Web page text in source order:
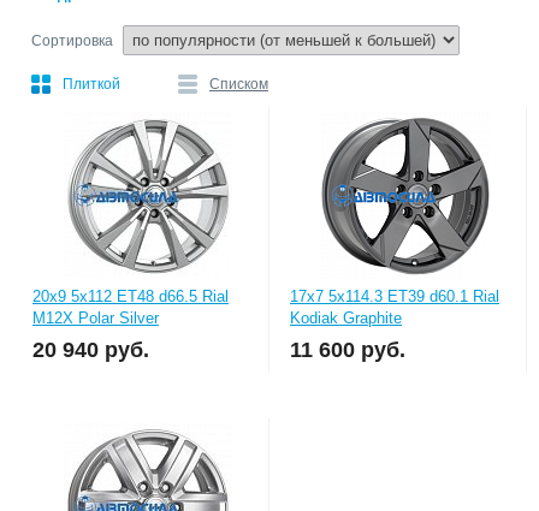
Сортировка
Плиткой Списком
20x9 5x112 ET48 d66.5 Rial
M12X Polar Silver
20 940 руб.
17x7 5x114.3 ET39 d60.1 Rial
Kodiak Graphite
11 600 руб.